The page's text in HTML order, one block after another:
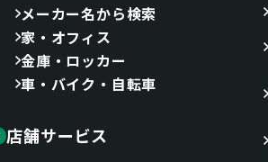
メーカー名から検索
家・オフィス
金庫・ロッカー
車・バイク・自転車
店舗サービス